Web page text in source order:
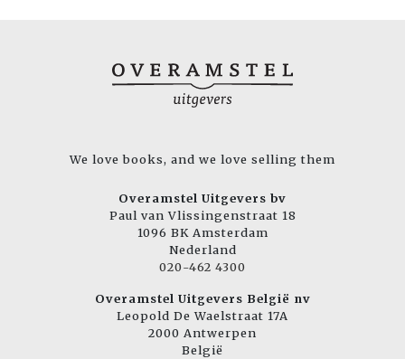
We love books, and we love selling them
Overamstel Uitgevers bv
Paul van Vlissingenstraat 18
1096 BK Amsterdam
Nederland
020-462 4300
Overamstel Uitgevers België nv
Leopold De Waelstraat 17A
2000 Antwerpen
België